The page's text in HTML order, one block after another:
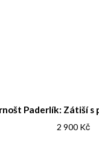
Paderlík: Zátiší s
2 900 Kč